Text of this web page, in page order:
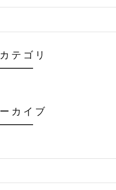
テゴリ
カイブ